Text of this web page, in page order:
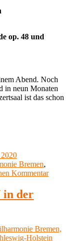
op. 48 und
Abend. Noch
in neun Monaten
ist das schon
Kategorien
Bremen,
Kommentarzu
in der